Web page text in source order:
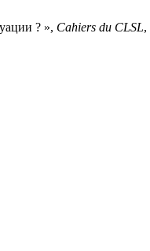
? », Cahiers du CLSL,